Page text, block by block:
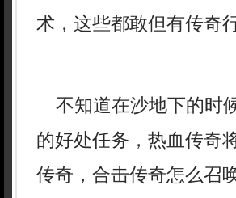
术，这些都敢但有传奇
不知道在沙地下的时
的好处任务，热血传奇
传奇，合击传奇怎么召